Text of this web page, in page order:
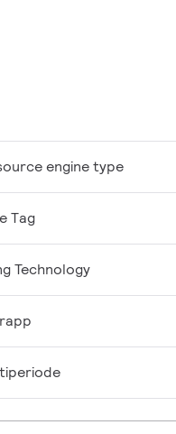
engine type
Tag
Technology